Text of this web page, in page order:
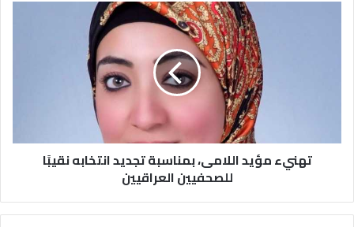
تهنيء مؤيد اللامى، بمناسبة تجديد انتخابه نقيبًا
للصحفيين العراقيين